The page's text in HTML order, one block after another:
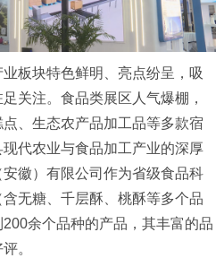
块特色鲜明、亮点纷呈，吸
关注。食品类展区人气爆棚，
、生态农产品加工品等多款宿
代农业与食品加工产业的深厚
徽）有限公司作为省级食品科
无糖、千层酥、桃酥等多个品
余个品种的产品，其丰富的品
。